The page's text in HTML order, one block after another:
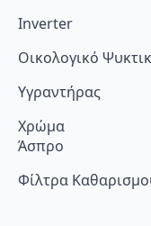
Inverter
Οικολογικό
Υγραντήρας
Χρώμα
Άσπρο
Φίλτρα